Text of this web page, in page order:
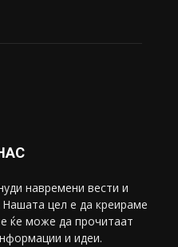
навремени вести и
цел е да креираме
ќе може да прочитаат
и идеи.